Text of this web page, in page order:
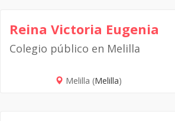
Reina Victoria Eugenia
Colegio público en Melilla
Melilla (Melilla)